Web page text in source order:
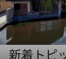
新着トピ